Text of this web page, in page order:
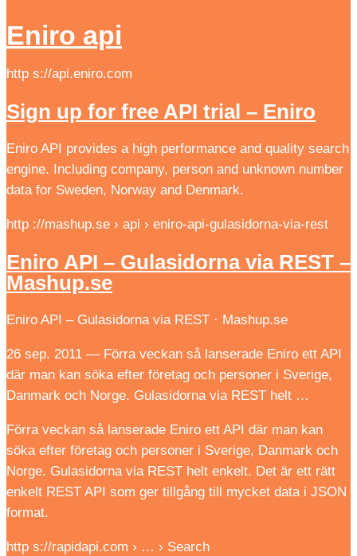
Eniro api
http s://api.eniro.com
Sign up for free API trial – Eniro
Eniro API provides a high performance and quality search
engine. Including company, person and unknown number
data for Sweden, Norway and Denmark.
http ://mashup.se › api › eniro-api-gulasidorna-via-rest
Eniro API – Gulasidorna via REST –
Mashup.se
Eniro API – Gulasidorna via REST · Mashup.se
26 sep. 2011 — Förra veckan så lanserade Eniro ett API
där man kan söka efter företag och personer i Sverige,
Danmark och Norge. Gulasidorna via REST helt …
Förra veckan så lanserade Eniro ett API där man kan
söka efter företag och personer i Sverige, Danmark och
Norge. Gulasidorna via REST helt enkelt. Det är ett rätt
enkelt REST API som ger tillgång till mycket data i JSON
format.
http s://rapidapi.com › … › Search